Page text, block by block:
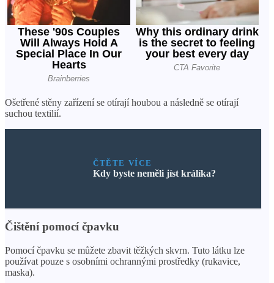
Ošetřené stěny zařízení se otírají houbou a následně se otírají
suchou textilií.
ČTĚTE VÍCE
Kdy byste neměli jíst králíka?
Čištění pomocí čpavku
Pomocí čpavku se můžete zbavit těžkých skvrn. Tuto látku lze
používat pouze s osobními ochrannými prostředky (rukavice,
maska).